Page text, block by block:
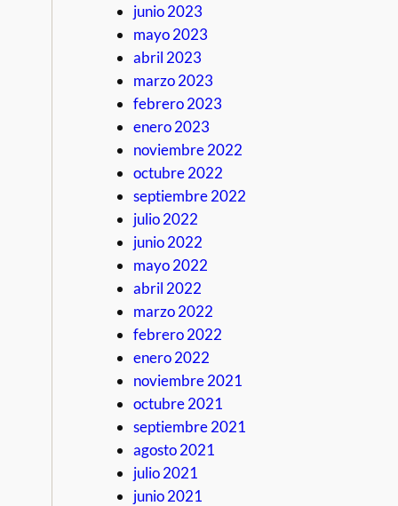
junio 2023
mayo 2023
abril 2023
marzo 2023
febrero 2023
enero 2023
noviembre 2022
octubre 2022
septiembre 2022
julio 2022
junio 2022
mayo 2022
abril 2022
marzo 2022
febrero 2022
enero 2022
noviembre 2021
octubre 2021
septiembre 2021
agosto 2021
julio 2021
junio 2021